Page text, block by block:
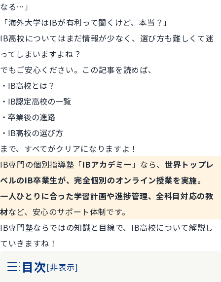
なる…」
「海外大学はIBが有利って聞くけど、本当？」
IB高校についてはまだ情報が少なく、選び方も難しくて迷
ってしまいますよね？
でもご安心ください。この記事を読めば、
IB高校とは？
IB認定高校の一覧
卒業後の進路
IB高校の選び方
まで、すべてがクリアになりますよ！
IB専門の個別指導塾「IBアカデミー」なら、世界トップレ
ベルのIB卒業生が、完全個別のオンライン授業を実施。
一人ひとりに合った学習計画や進捗管理、全科目対応の教
材など、安心のサポート体制です。
IB専門塾ならではの知識と目線で、IB高校について解説し
ていきますね！
目次[非表示]